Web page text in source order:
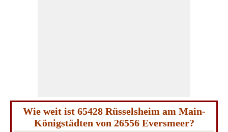
Wie weit ist 65428 Rüsselsheim am Main-
Königstädten von 26556 Eversmeer?